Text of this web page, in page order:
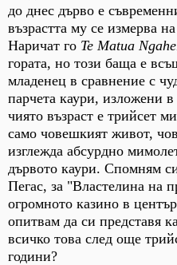
до днес дърво е
възрастта му се измерва
Наричат го Te Matua
гората, но този баща е
младенец в сравнение с
парчета каури, изложени
чиято възраст е трийсет
само човешкият живот,
изглежда абсурдно
дървото каури. Спомням
Пегас, за "Властелина на
огромното казино в
опитвам да си представя
всичко това след още
години?